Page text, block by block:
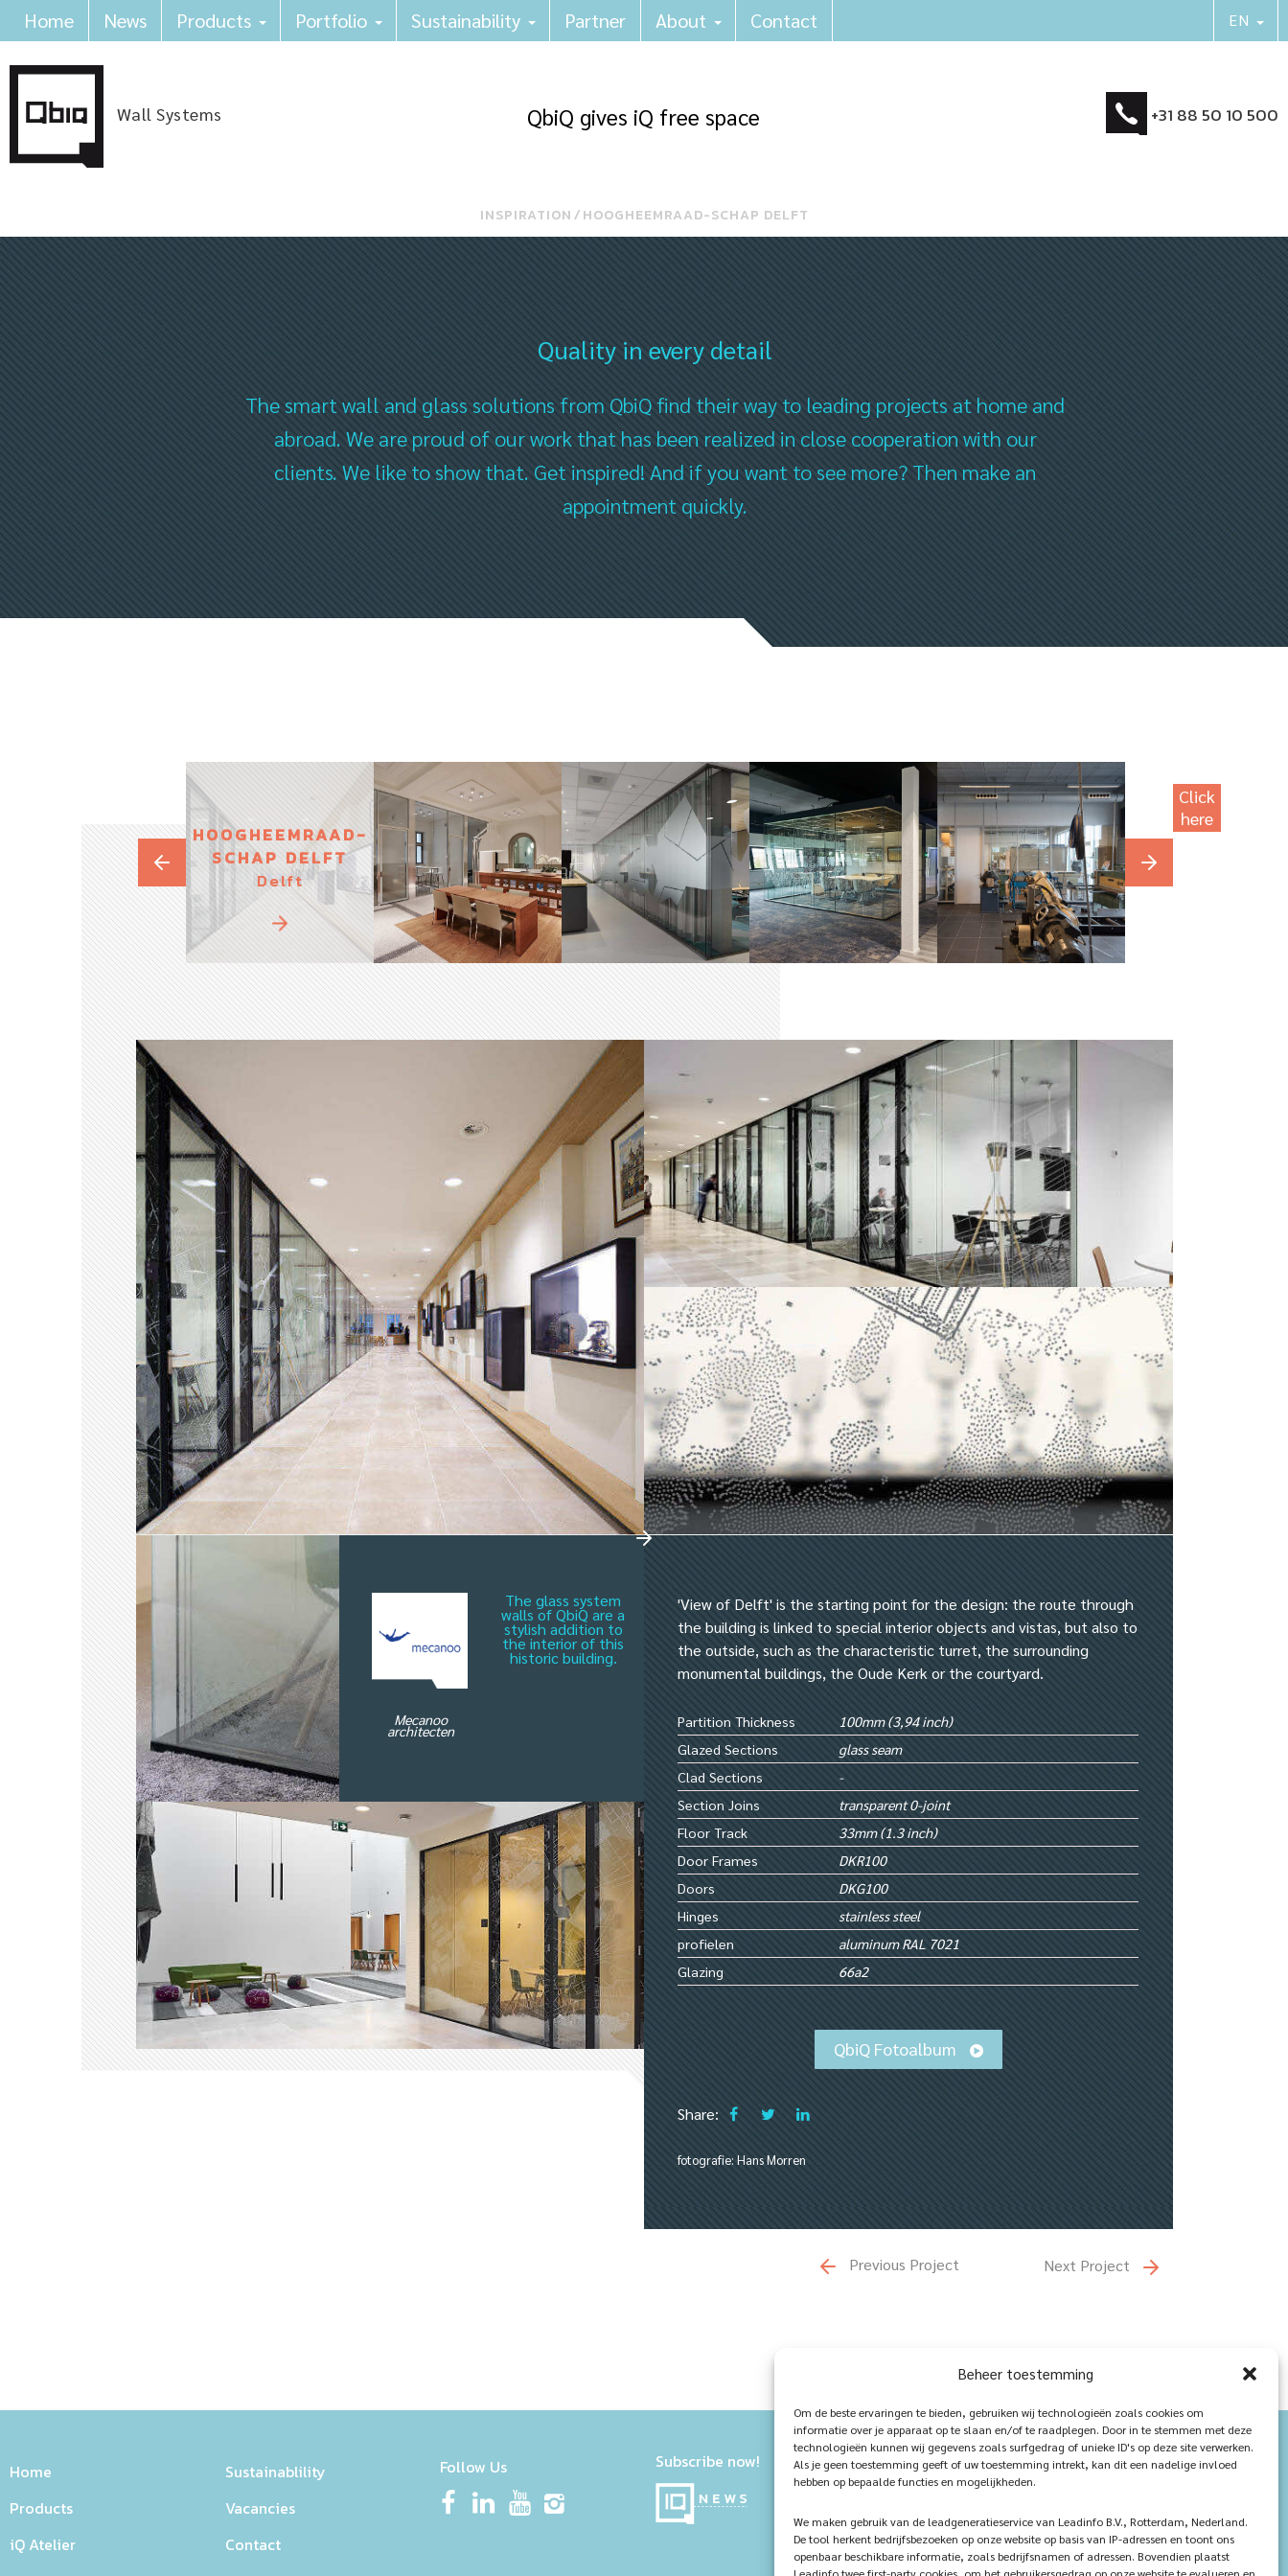
Beheer toestemming
Om de beste ervaringen te bieden, gebruiken wij technologieën zoals cookies om
informatie over je apparaat op te slaan en/of te raadplegen. Door in te stemmen met deze
technologieën kunnen wij gegevens zoals surfgedrag of unieke ID's op deze site verwerken.
Als je geen toestemming geeft of uw toestemming intrekt, kan dit een nadelige invloed
hebben op bepaalde functies en mogelijkheden.
We maken gebruik van de leadgeneratieservice van Leadinfo B.V., Rotterdam, Nederland.
De tool herkent bedrijfsbezoeken op onze website op basis van IP-adressen en toont ons
openbaar beschikbare informatie, zoals bedrijfsnamen of adressen. Bovendien plaatst
Home News Products Portfolio Sustainability Partner About Contact
Wall Systems QbiQ gives iQ free space +31 88 50 10 500
INSPIRATION ⁄ HOOGHEEMRAAD-SCHAP DELFT
Quality in every detail
The smart wall and glass solutions from QbiQ find their way to leading projects at home and
abroad. We are proud of our work that has been realized in close cooperation with our
clients. We like to show that. Get inspired! And if you want to see more? Then make an
appointment quickly.
HOOGHEEMRAAD-
SCHAP DELFT
Delft
Mecanoo
architecten
The glass system
walls of QbiQ are a
stylish addition to
the interior of this
historic building.
'View of Delft' is the starting point for the design: the route through
the building is linked to special interior objects and vistas, but also to
the outside, such as the characteristic turret, the surrounding
monumental buildings, the Oude Kerk or the courtyard.
Partition Thickness
100mm (3,94 inch)
Glazed Sections
glass seam
Clad Sections
-
Section Joins
transparent 0-joint
Floor Track
33mm (1.3 inch)
Door Frames
DKR100
Doors
DKG100
Hinges
stainless steel
profielen
aluminum RAL 7021
Glazing
66a2
QbiQ Fotoalbum
Share:
fotografie: Hans Morren
Previous Project Next Project
Click
here
Home
Products
iQ Atelier
Sustainablility
Vacancies
Contact
Follow Us Subscribe now!